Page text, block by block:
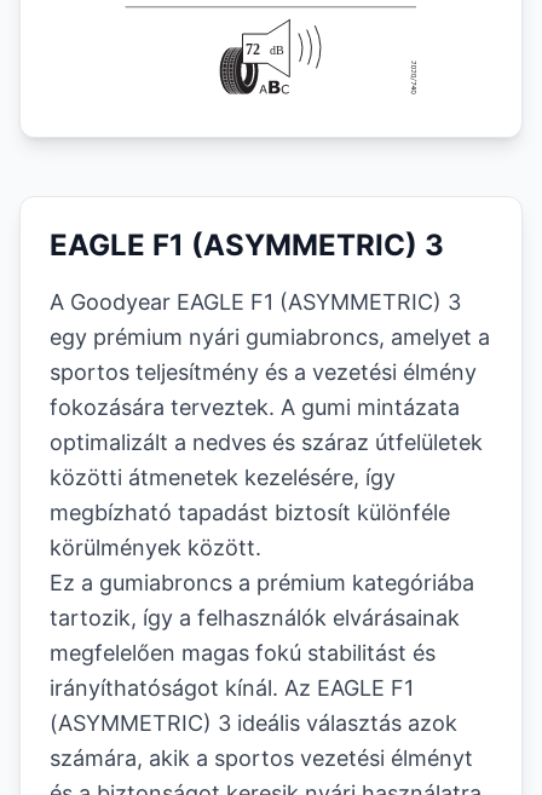
EAGLE F1 (ASYMMETRIC) 3
A Goodyear EAGLE F1 (ASYMMETRIC) 3
egy prémium nyári gumiabroncs, amelyet a
sportos teljesítmény és a vezetési élmény
fokozására terveztek. A gumi mintázata
optimalizált a nedves és száraz útfelületek
közötti átmenetek kezelésére, így
megbízható tapadást biztosít különféle
körülmények között.
Ez a gumiabroncs a prémium kategóriába
tartozik, így a felhasználók elvárásainak
megfelelően magas fokú stabilitást és
irányíthatóságot kínál. Az EAGLE F1
(ASYMMETRIC) 3 ideális választás azok
számára, akik a sportos vezetési élményt